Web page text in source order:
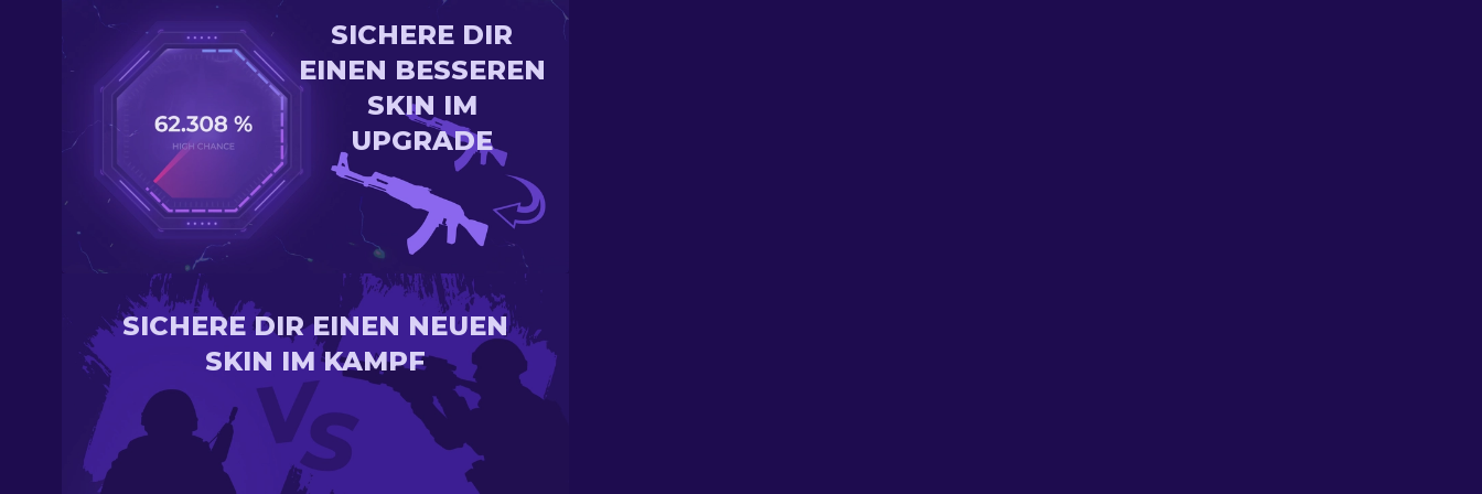
SICHERE DIR
EINEN BESSEREN
SKIN IM
UPGRADE
SICHERE DIR EINEN NEUEN
SKIN IM KAMPF